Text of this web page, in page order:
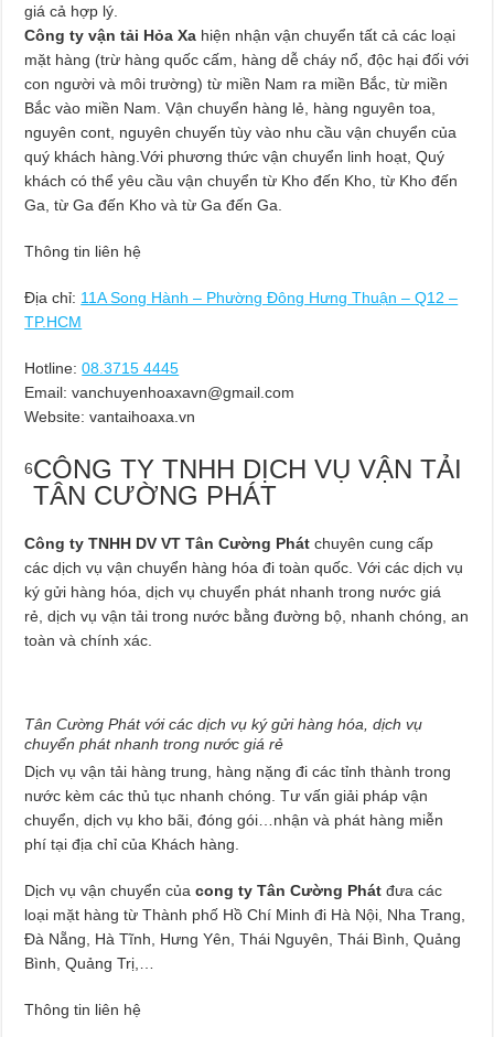
giá cả hợp lý.
Công ty vận tải Hỏa Xa hiện nhận vận chuyển tất cả các loại
mặt hàng (trừ hàng quốc cấm, hàng dễ cháy nổ, độc hại đối với
con người và môi trường) từ miền Nam ra miền Bắc, từ miền
Bắc vào miền Nam. Vận chuyển hàng lẻ, hàng nguyên toa,
nguyên cont, nguyên chuyến tùy vào nhu cầu vận chuyển của
quý khách hàng.Với phương thức vận chuyển linh hoạt, Quý
khách có thể yêu cầu vận chuyển từ Kho đến Kho, từ Kho đến
Ga, từ Ga đến Kho và từ Ga đến Ga.
Thông tin liên hệ
Địa chỉ: 11A Song Hành – Phường Đông Hưng Thuận – Q12 –
TP.HCM
Hotline: 08.3715 4445
Email: vanchuyenhoaxavn@gmail.com
Website: vantaihoaxa.vn
6CÔNG TY TNHH DỊCH VỤ VẬN TẢI
TÂN CƯỜNG PHÁT
Công ty TNHH DV VT Tân Cường Phátchuyên cung cấp
các dịch vụ vận chuyển hàng hóa đi toàn quốc. Với các dịch vụ
ký gửi hàng hóa, dịch vụ chuyển phát nhanh trong nước giá
rẻ, dịch vụ vận tải trong nước bằng đường bộ, nhanh chóng, an
toàn và chính xác.
Tân Cường Phát với các dịch vụ ký gửi hàng hóa, dịch vụ
chuyển phát nhanh trong nước giá rẻ
Dịch vụ vận tải hàng trung, hàng nặng đi các tỉnh thành trong
nước kèm các thủ tục nhanh chóng. Tư vấn giải pháp vận
chuyển, dịch vụ kho bãi, đóng gói…nhận và phát hàng miễn
phí tại địa chỉ của Khách hàng.
Dịch vụ vận chuyển củacong ty Tân Cường Phát đưa các
loại mặt hàng từ Thành phố Hồ Chí Minh đi Hà Nội, Nha Trang,
Đà Nẵng, Hà Tĩnh, Hưng Yên, Thái Nguyên, Thái Bình, Quảng
Bình, Quảng Trị,…
Thông tin liên hệ